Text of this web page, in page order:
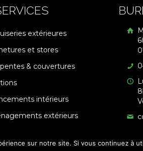
extérieures
et stores
& couvertures
intérieurs
extérieurs
parLicom Développement|Mentions
sur notre site. Si vous continuez à